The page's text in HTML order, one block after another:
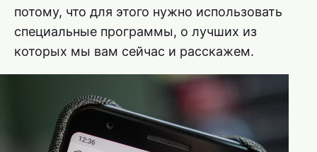
потому, что для этого нужно использовать
специальные программы, о лучших из
которых мы вам сейчас и расскажем.